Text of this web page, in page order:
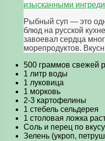
изысканными
Рыбный суп — это
блюд на русской
завоевал сердца
морепродуктов.
500 граммов свежей
1 литр воды
1 луковица
1 морковь
2-3 картофелины
1 стебель сельдерея
1 столовая ложка
Соль и перец по вкусу
Зелень (укроп,